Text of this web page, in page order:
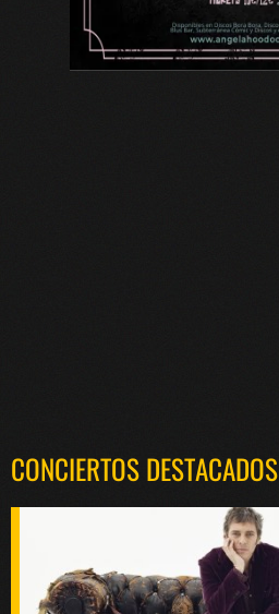
CONCIERTOS DESTACADOS